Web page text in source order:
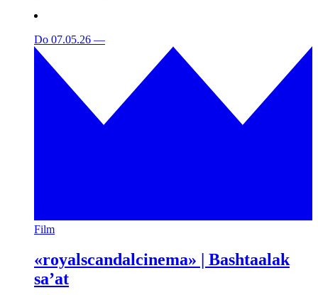
Do 07.05.26 —
Film
«royalscandalcinema» | Bashtaalak
sa’at